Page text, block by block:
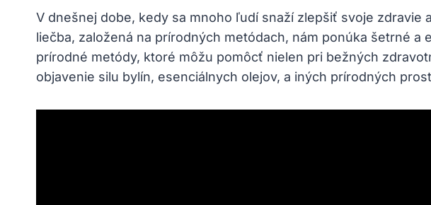
V dnešnej dobe, kedy sa mnoho ľudí snaží zlepšiť svoje
liečba, založená na prírodných metódach, nám ponúka šetrné
prírodné metódy, ktoré môžu pomôcť nielen pri bežných
objavenie silu bylín, esenciálnych olejov, a iných prírodných